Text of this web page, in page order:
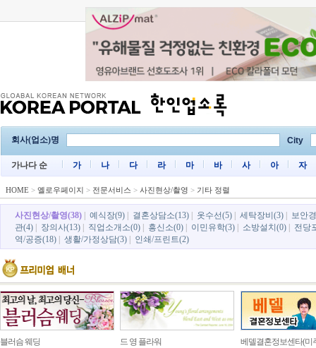
회사(업소)명 City
가나다 순 가 나 다 라 마 바 사 아 자
HOME > 옐로우페이지 > 전문서비스 > 사진현상/촬영 > 기타 정렬
사진현상/촬영(38) 예식장(9) 결혼상담소(13) 옷수선(5) 세탁장비(3)
보안
관(4)
장의사(13) 직업소개소(0) 흥신소(0) 이민유학(3) 소방설치(0)
전당
역/공증(18)
생활/가정상담(3) 인쇄/프린트(2)
블러슴 웨딩 드 영 플라워
베델결혼정보센타(미